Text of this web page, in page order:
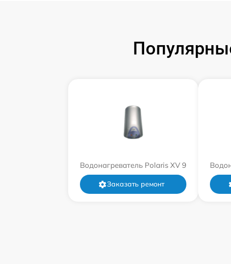
Водонагреватель Polaris XV 9
Заказать ремонт